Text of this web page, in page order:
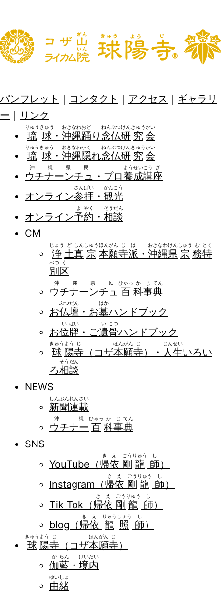
パンフレット ｜ コンタクト ｜ アクセス ｜ ギャラリ
ー ｜ リンク
琉
りゅう
球
きゅう
・ 沖
おき
縄
なわ
踊
おど
り 念
ねん
仏
ぶつ
研
けん
究
きゅう
会
かい
琉
りゅう
球
きゅう
・ 沖
おき
縄
なわ
隠
かく
れ念
ねん
仏
ぶつ
研
けん
究
きゅう
会
かい
ウチナーンチュ
沖縄県民
・プロ養
よう
成
せい
講
こう
座
ざ
オンライン参
さん
拝
ぱい
・ 観
かん
光
こう
オンライン予
よ
約
やく
・ 相
そう
談
だん
CM
浄
じょう
土
ど
真
しん
宗
しゅう
本
ほん
願
がん
寺
じ
派
は
・ 沖
おき
縄
なわ
県
けん
宗
しゅう
務
む
特
とく
別
べつ
区
く
ウチナーンチュ
沖縄県民
百
ひゃっ
科
か
事
じ
典
てん
お仏
ぶつ
壇
だん
・お墓
はか
ハンドブック
お位
い
牌
はい
・ご遺
い
骨
こつ
ハンドブック
球
きゅう
陽
よう
寺
じ
（コザ本
ほん
願
がん
寺
じ
）・ 人
じん
生
せい
いろい
ろ相
そう
談
だん
NEWS
新
しん
聞
ぶん
連
れん
載
さい
ウチナー
沖縄
百
ひゃっ
科
か
事
じ
典
てん
SNS
YouTube（帰
き
依
え
剛
ごう
龍
りゅう
師
し
）
Instagram（帰
き
依
え
剛
ごう
龍
りゅう
師
し
）
Tik Tok（帰
き
依
え
剛
ごう
龍
りゅう
師
し
）
blog（帰
き
依
え
龍
りゅう
照
しょう
師
し
）
球
きゅう
陽
よう
寺
じ
（コザ本
ほん
願
がん
寺
じ
）
伽
が
藍
らん
・ 境
けい
内
だい
由
ゆい
緒
しょ